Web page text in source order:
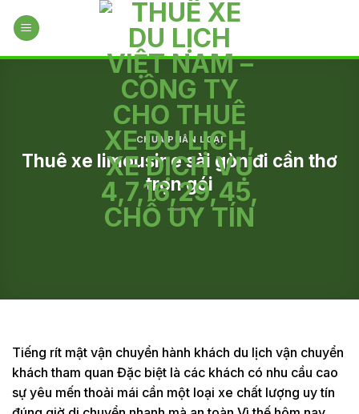
CHƯA PHÂN LOẠI
Thuê xe limousine sài gòn đi cần thơ
trọn gói
Tiếng rít mật vận chuyển hành khách du lịch vận chuyển
khách tham quan Đặc biệt là các khách có nhu cầu cao
sự yêu mến thoải mái cần một loại xe chất lượng uy tín